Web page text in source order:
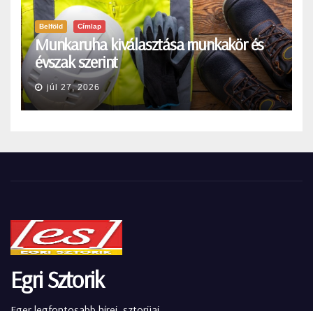
Belföld Címlap
Munkaruha kiválasztása munkakör és
évszak szerint
júl 27, 2026
Egri Sztorik